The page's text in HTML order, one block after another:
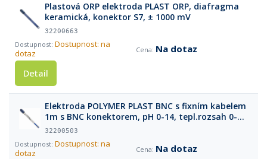
Plastová ORP elektroda PLAST ORP, diafragma
keramická, konektor S7, ± 1000 mV
32200663
Dostupnost: na
dotaz
Na dotaz
Detail
Elektroda POLYMER PLAST BNC s fixním kabelem
1m s BNC konektorem, pH 0-14, tepl.rozsah 0-
60°C
32200503
Dostupnost: na
dotaz
Na dotaz